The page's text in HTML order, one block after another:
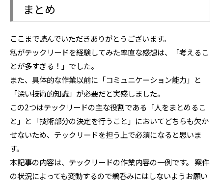
まとめ
ここまで読んでいただきありがとうございます。
私がテックリードを経験してみた率直な感想は、「考えるこ
とが多すぎる！」でした。
また、具体的な作業以前に「コミュニケーション能力」と
「深い技術的知識」が必要だと実感しました。
この2つはテックリードの主な役割である「人をまとめるこ
と」と「技術部分の決定を行うこと」においてどちらも欠か
せないため、テックリードを担う上で必須になると思いま
す。
本記事の内容は、テックリードの作業内容の一例です。 案件
の状況によっても変動するので鵜呑みにはしないようお願い